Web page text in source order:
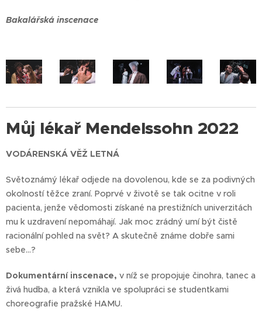
Bakalářská inscenace
Můj lékař Mendelssohn 2022
VODÁRENSKÁ VĚŽ LETNÁ
Světoznámý lékař odjede na dovolenou, kde se za podivných
okolností těžce zraní. Poprvé v životě se tak ocitne v roli
pacienta, jenže vědomosti získané na prestižních univerzitách
mu k uzdravení nepomáhají. Jak moc zrádný umí být čistě
racionální pohled na svět? A skutečně známe dobře sami
sebe...?
Dokumentární inscenace, v níž se propojuje činohra, tanec a
živá hudba, a která vznikla ve spolupráci se studentkami
choreografie pražské HAMU.